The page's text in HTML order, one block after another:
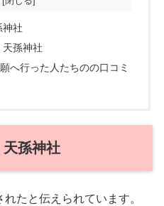
神社
孫神社
へ行った人たちのの口コミ
天孫神社
たと伝えられています。